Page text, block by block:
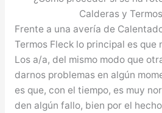
Calderas y
Frente a una avería de
Termos Fleck lo principal es que
Los a/a, del mismo modo que
darnos problemas en algún
es que, con el tiempo, es muy
den algún fallo, bien por el